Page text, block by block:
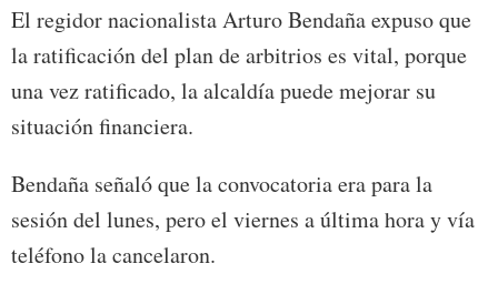
El regidor nacionalista Arturo Bendaña expuso que
la ratificación del plan de arbitrios es vital, porque
una vez ratificado, la alcaldía puede mejorar su
situación financiera.
Bendaña señaló que la convocatoria era para la
sesión del lunes, pero el viernes a última hora y vía
teléfono la cancelaron.